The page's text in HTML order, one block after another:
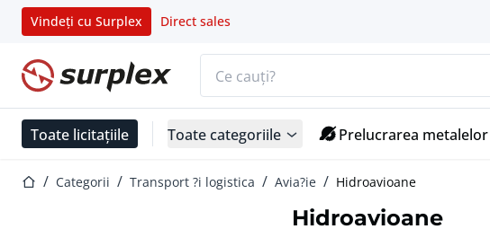
Vindeți cu Surplex Direct sales
Pagina de start
Toate licitațiile Toate categoriile Prelucrarea metalelor
Pagina de start
Categorii Transport ?i logistica Avia?ie Hidroavioane
Hidroavioane